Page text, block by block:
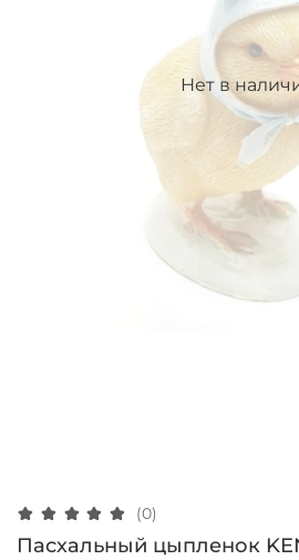
Нет в
(0)
Пасхальный цыпленок